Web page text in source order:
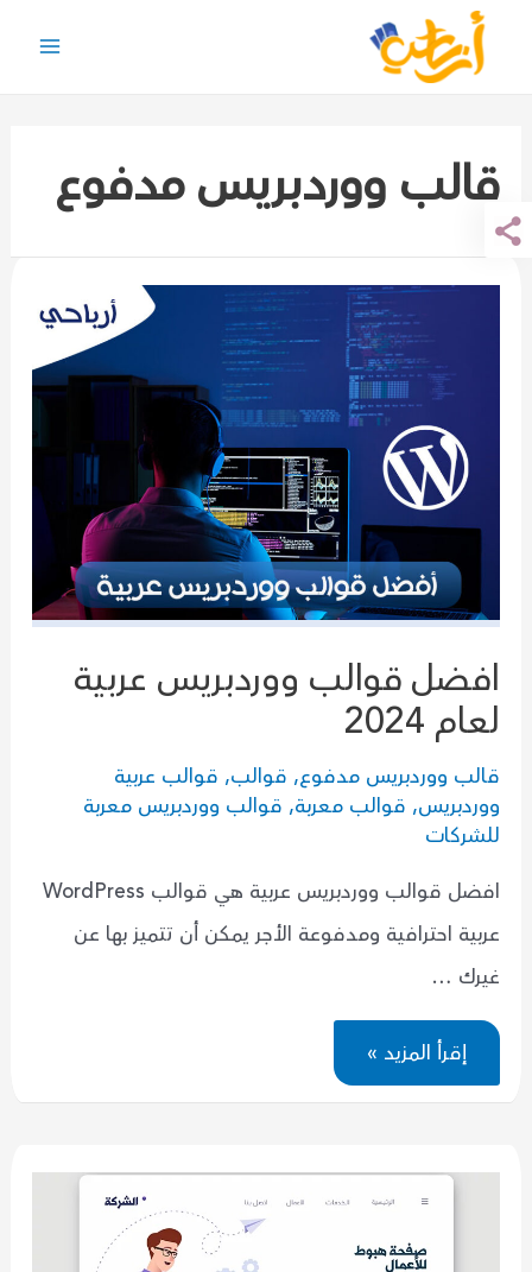
تخطي
قالب ووردبريس مدفوع
افضل قوالب ووردبريس عربية
لعام 2024
قالب ووردبريس مدفوع, قوالب, قوالب عربية
ووردبريس, قوالب معربة, قوالب ووردبريس معربة
للشركات
افضل قوالب ووردبريس عربية هي قوالب WordPress
عربية احترافية ومدفوعة الأجر يمكن أن تتميز بها عن
غيرك …
افضل
قوالب
ووردبريس
عربية
إقرأ المزيد »